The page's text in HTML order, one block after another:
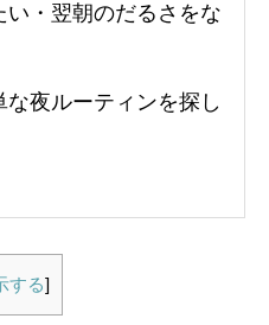
い・翌朝のだるさをな
な夜ルーティンを探し
する]